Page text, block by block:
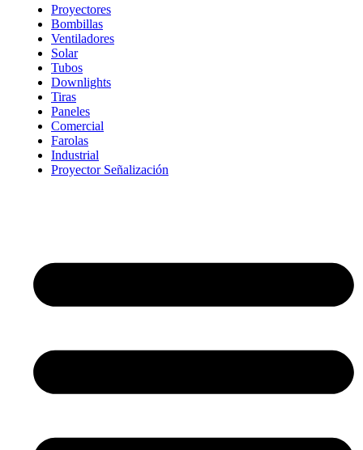
Proyectores
Bombillas
Ventiladores
Solar
Tubos
Downlights
Tiras
Paneles
Comercial
Farolas
Industrial
Proyector Señalización